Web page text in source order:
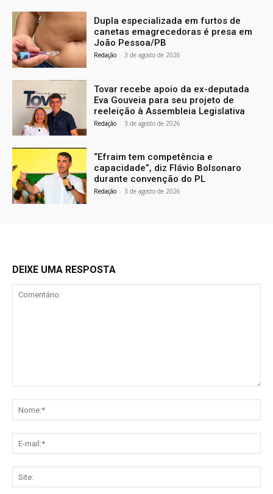
Dupla especializada em furtos de
canetas emagrecedoras é presa em
João Pessoa/PB
Redação - 3 de agosto de 2026
Tovar recebe apoio da ex-deputada
Eva Gouveia para seu projeto de
reeleição à Assembleia Legislativa
Redação - 3 de agosto de 2026
“Efraim tem competência e
capacidade”, diz Flávio Bolsonaro
durante convenção do PL
Redação - 3 de agosto de 2026
DEIXE UMA RESPOSTA